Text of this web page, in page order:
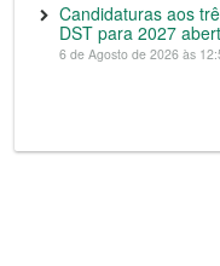
Candidaturas aos
DST para 2027
6 de Agosto de 2026 às